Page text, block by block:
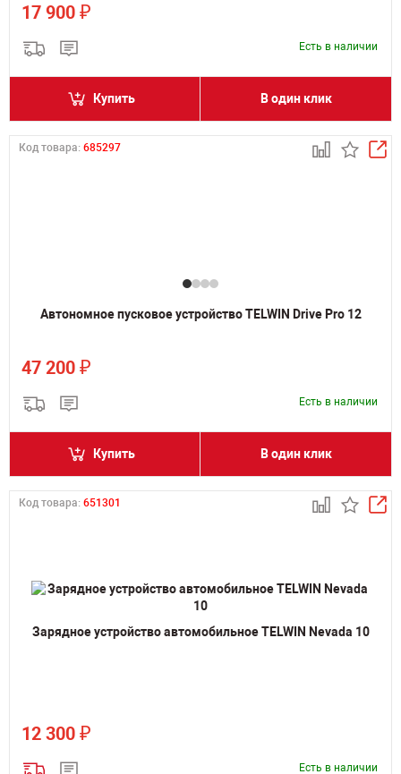
17 900 ₽
Есть в наличии
Купить В один клик
Код товара: 685297
Автономное пусковое устройство TELWIN Drive Pro 12
47 200 ₽
Есть в наличии
Купить В один клик
Код товара: 651301
Зарядное устройство автомобильное TELWIN Nevada 10
12 300 ₽
Есть в наличии